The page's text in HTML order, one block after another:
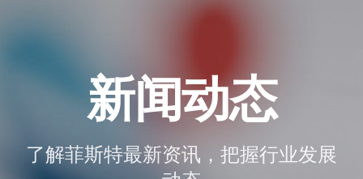
新闻动态
了解菲斯特最新资讯，把握行业发展